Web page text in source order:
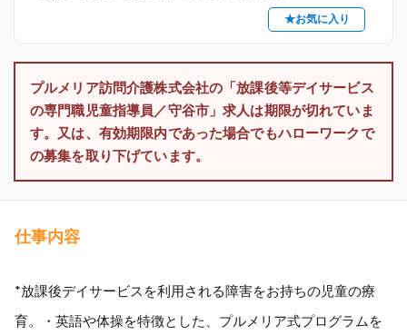
★お気に入り
プルメリア訪問介護株式会社の「放課後等デイサービス
の専門職児童指導員／守谷市」求人は期限が切れていま
す。又は、有効期限内であった場合でもハローワークで
の募集を取り下げています。
仕事内容
*放課後デイサービスを利用される障害をお持ちの児童の療
育。・英語や体操を特徴とした、プルメリア式プログラムを